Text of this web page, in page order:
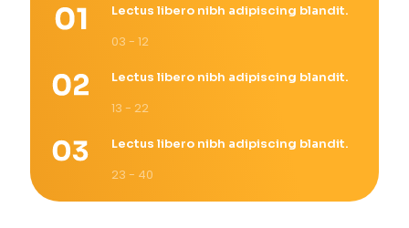
Lectus libero nibh adipiscing blandit.
03 - 12
Lectus libero nibh adipiscing blandit.
13 - 22
Lectus libero nibh adipiscing blandit.
23 - 40